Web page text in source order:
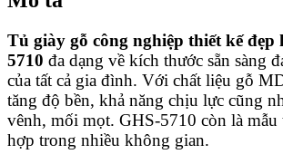
Tủ giày gỗ công nghiệp thiết kế đẹp
5710 đa dạng về kích thước sẵn sàng
của tất cả gia đình. Với chất liệu gỗ
tăng độ bền, khả năng chịu lực cũng
vênh, mối mọt. GHS-5710 còn là mẫu
hợp trong nhiều không gian.